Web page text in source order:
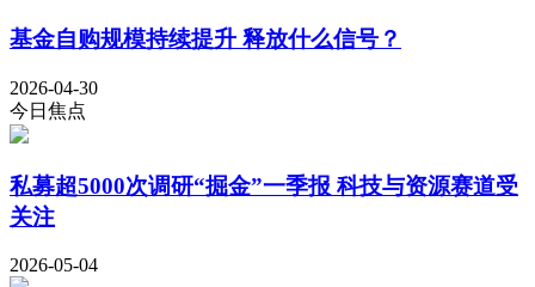
基金自购规模持续提升 释放什么信号？
2026-04-30
今日焦点
私募超5000次调研“掘金”一季报 科技与资源赛道受
关注
2026-05-04